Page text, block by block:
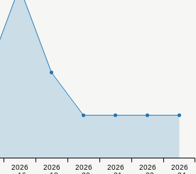
2026
2026
2026
2026
2026
2026